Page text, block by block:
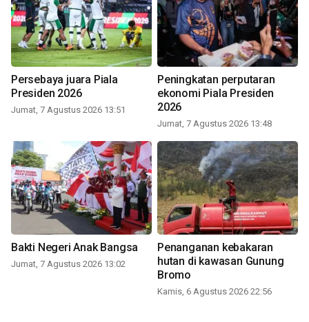
Persebaya juara Piala
Presiden 2026
Jumat, 7 Agustus 2026 13:51
Peningkatan perputaran
ekonomi Piala Presiden
2026
Jumat, 7 Agustus 2026 13:48
Bakti Negeri Anak Bangsa
Jumat, 7 Agustus 2026 13:02
Penanganan kebakaran
hutan di kawasan Gunung
Bromo
Kamis, 6 Agustus 2026 22:56